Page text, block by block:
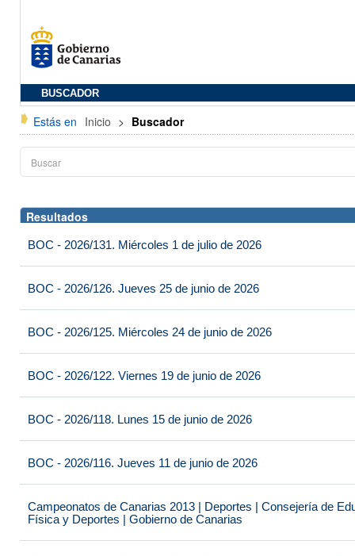
BUSCADOR
Estás en Inicio > Buscador
Resultados
BOC - 2026/131. Miércoles 1 de julio de 2026
BOC - 2026/126. Jueves 25 de junio de 2026
BOC - 2026/125. Miércoles 24 de junio de 2026
BOC - 2026/122. Viernes 19 de junio de 2026
BOC - 2026/118. Lunes 15 de junio de 2026
BOC - 2026/116. Jueves 11 de junio de 2026
Campeonatos de Canarias 2013 | Deportes | Consejería de
Física y Deportes | Gobierno de Canarias